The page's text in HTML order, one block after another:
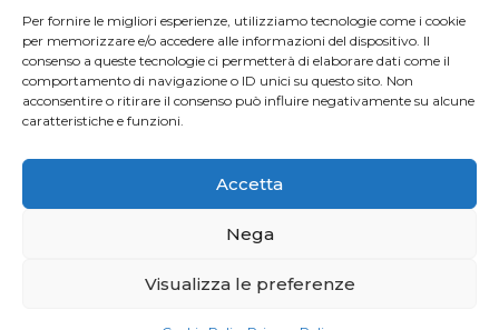
Per fornire le migliori esperienze, utilizziamo tecnologie come i cookie
per memorizzare e/o accedere alle informazioni del dispositivo. Il
consenso a queste tecnologie ci permetterà di elaborare dati come il
comportamento di navigazione o ID unici su questo sito. Non
acconsentire o ritirare il consenso può influire negativamente su alcune
caratteristiche e funzioni.
Accetta
Nega
Visualizza le preferenze
Via Verona, 20 36020 Pove del Grappa (VI) Italy
Tel.+39 0424 8008
Fax +39 0424 800926
Catalogo Prodotti